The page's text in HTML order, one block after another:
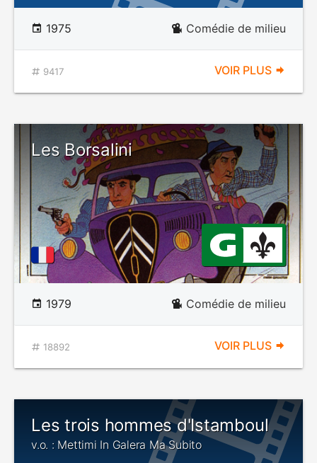
1975 Comédie de milieu
9417 VOIR PLUS
Les Borsalini
1979 Comédie de milieu
18892 VOIR PLUS
Les trois hommes d'Istamboul
v.o. : Mettimi In Galera Ma Subito